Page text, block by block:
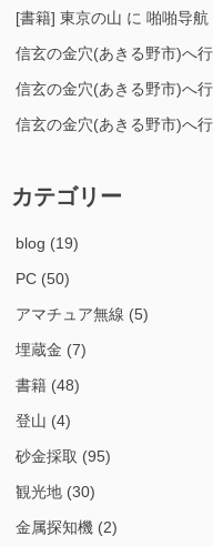
[書籍] 東京の山 に 啪啪导航
信玄の金穴(あきる野市)へ
信玄の金穴(あきる野市)へ
信玄の金穴(あきる野市)へ
カテゴリー
blog (19)
PC (50)
アマチュア無線 (5)
埋蔵金 (7)
書籍 (48)
登山 (4)
砂金採取 (95)
観光地 (30)
金属探知機 (2)